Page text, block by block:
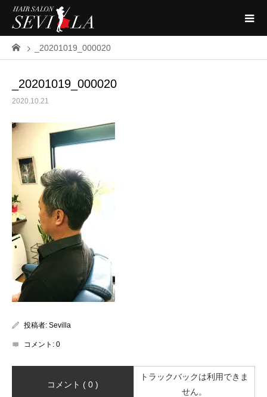
_20201019_000020
_20201019_000020
2020.10.21
投稿者: Sevilla
コメント: 0
コメント ( 0 )
トラックバックは利用できま
せん。